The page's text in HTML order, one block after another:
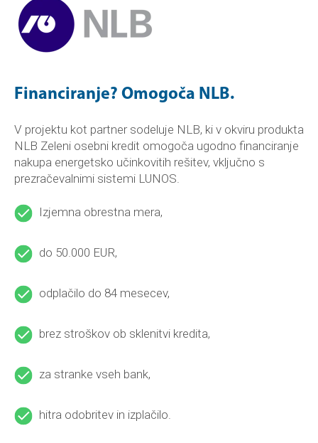
Financiranje? Omogoča NLB.
V projektu kot partner sodeluje NLB, ki v okviru produkta
NLB Zeleni osebni kredit omogoča ugodno financiranje
nakupa energetsko učinkovitih rešitev, vključno s
prezračevalnimi sistemi LUNOS.
Izjemna obrestna mera,
do 50.000 EUR,
odplačilo do 84 mesecev,
brez stroškov ob sklenitvi kredita,
za stranke vseh bank,
hitra odobritev in izplačilo.